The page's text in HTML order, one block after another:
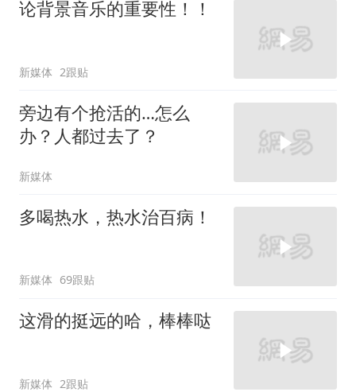
论背景音乐的重要性！！
新媒体 2跟贴
旁边有个抢活的…怎么
办？人都过去了？
新媒体
多喝热水，热水治百病！
新媒体 69跟贴
这滑的挺远的哈，棒棒哒
新媒体 2跟贴